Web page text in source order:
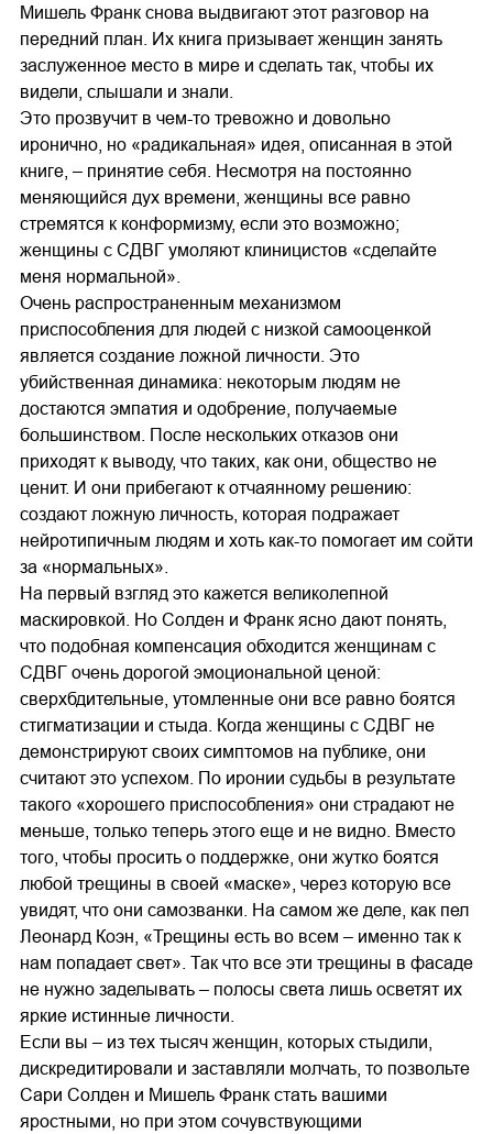
Мишель Франк снова выдвигают этот разговор на
передний план. Их книга призывает женщин занять
заслуженное место в мире и сделать так, чтобы их
видели, слышали и знали.
Это прозвучит в чем-то тревожно и довольно
иронично, но «радикальная» идея, описанная в этой
книге, – принятие себя. Несмотря на постоянно
меняющийся дух времени, женщины все равно
стремятся к конформизму, если это возможно;
женщины с СДВГ умоляют клиницистов «сделайте
меня нормальной».
Очень распространенным механизмом
приспособления для людей с низкой самооценкой
является создание ложной личности. Это
убийственная динамика: некоторым людям не
достаются эмпатия и одобрение, получаемые
большинством. После нескольких отказов они
приходят к выводу, что таких, как они, общество не
ценит. И они прибегают к отчаянному решению:
создают ложную личность, которая подражает
нейротипичным людям и хоть как-то помогает им сойти
за «нормальных».
На первый взгляд это кажется великолепной
маскировкой. Но Солден и Франк ясно дают понять,
что подобная компенсация обходится женщинам с
СДВГ очень дорогой эмоциональной ценой:
сверхбдительные, утомленные они все равно боятся
стигматизации и стыда. Когда женщины с СДВГ не
демонстрируют своих симптомов на публике, они
считают это успехом. По иронии судьбы в результате
такого «хорошего приспособления» они страдают не
меньше, только теперь этого еще и не видно. Вместо
того, чтобы просить о поддержке, они жутко боятся
любой трещины в своей «маске», через которую все
увидят, что они самозванки. На самом же деле, как пел
Леонард Коэн, «Трещины есть во всем – именно так к
нам попадает свет». Так что все эти трещины в фасаде
не нужно заделывать – полосы света лишь осветят их
яркие истинные личности.
Если вы – из тех тысяч женщин, которых стыдили,
дискредитировали и заставляли молчать, то позвольте
Сари Солден и Мишель Франк стать вашими
яростными, но при этом сочувствующими